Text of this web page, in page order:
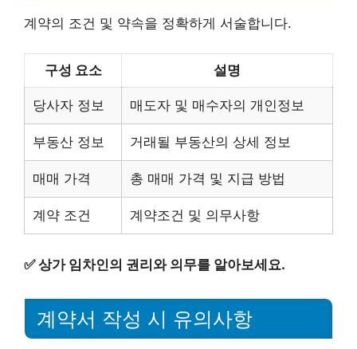
계약의 조건 및 약속을 정확하게 서술합니다.
구성 요소 설명
당사자 정보 매도자 및 매수자의 개인정보
부동산 정보 거래될 부동산의 상세 정보
매매 가격 총 매매 가격 및 지급 방법
계약 조건 계약조건 및 의무사항
✅상가 임차인의 권리와 의무를 알아보세요.
계약서 작성 시 유의사항